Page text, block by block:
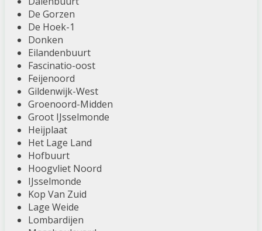
De Gorzen
De Hoek-1
Donken
Eilandenbuurt
Fascinatio-oost
Feijenoord
Gildenwijk-West
Groenoord-Midden
Groot IJsselmonde
Heijplaat
Het Lage Land
Hofbuurt
Hoogvliet Noord
IJsselmonde
Kop Van Zuid
Lage Weide
Lombardijen